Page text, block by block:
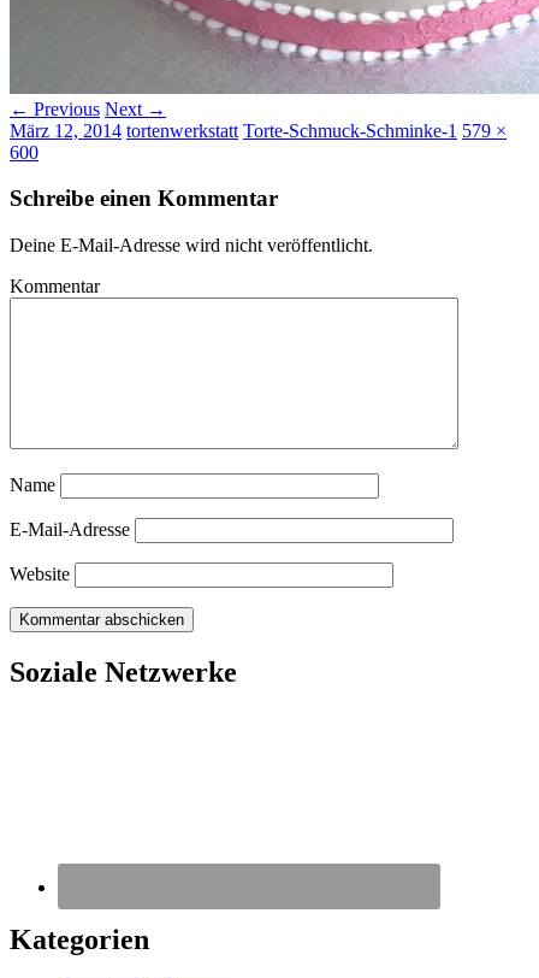
← Previous Next →
März 12, 2014 tortenwerkstatt Torte-Schmuck-Schminke-1 579 ×
600
Schreibe einen Kommentar
Deine E-Mail-Adresse wird nicht veröffentlicht.
Kommentar
Name
E-Mail-Adresse
Website
Soziale Netzwerke
Kategorien